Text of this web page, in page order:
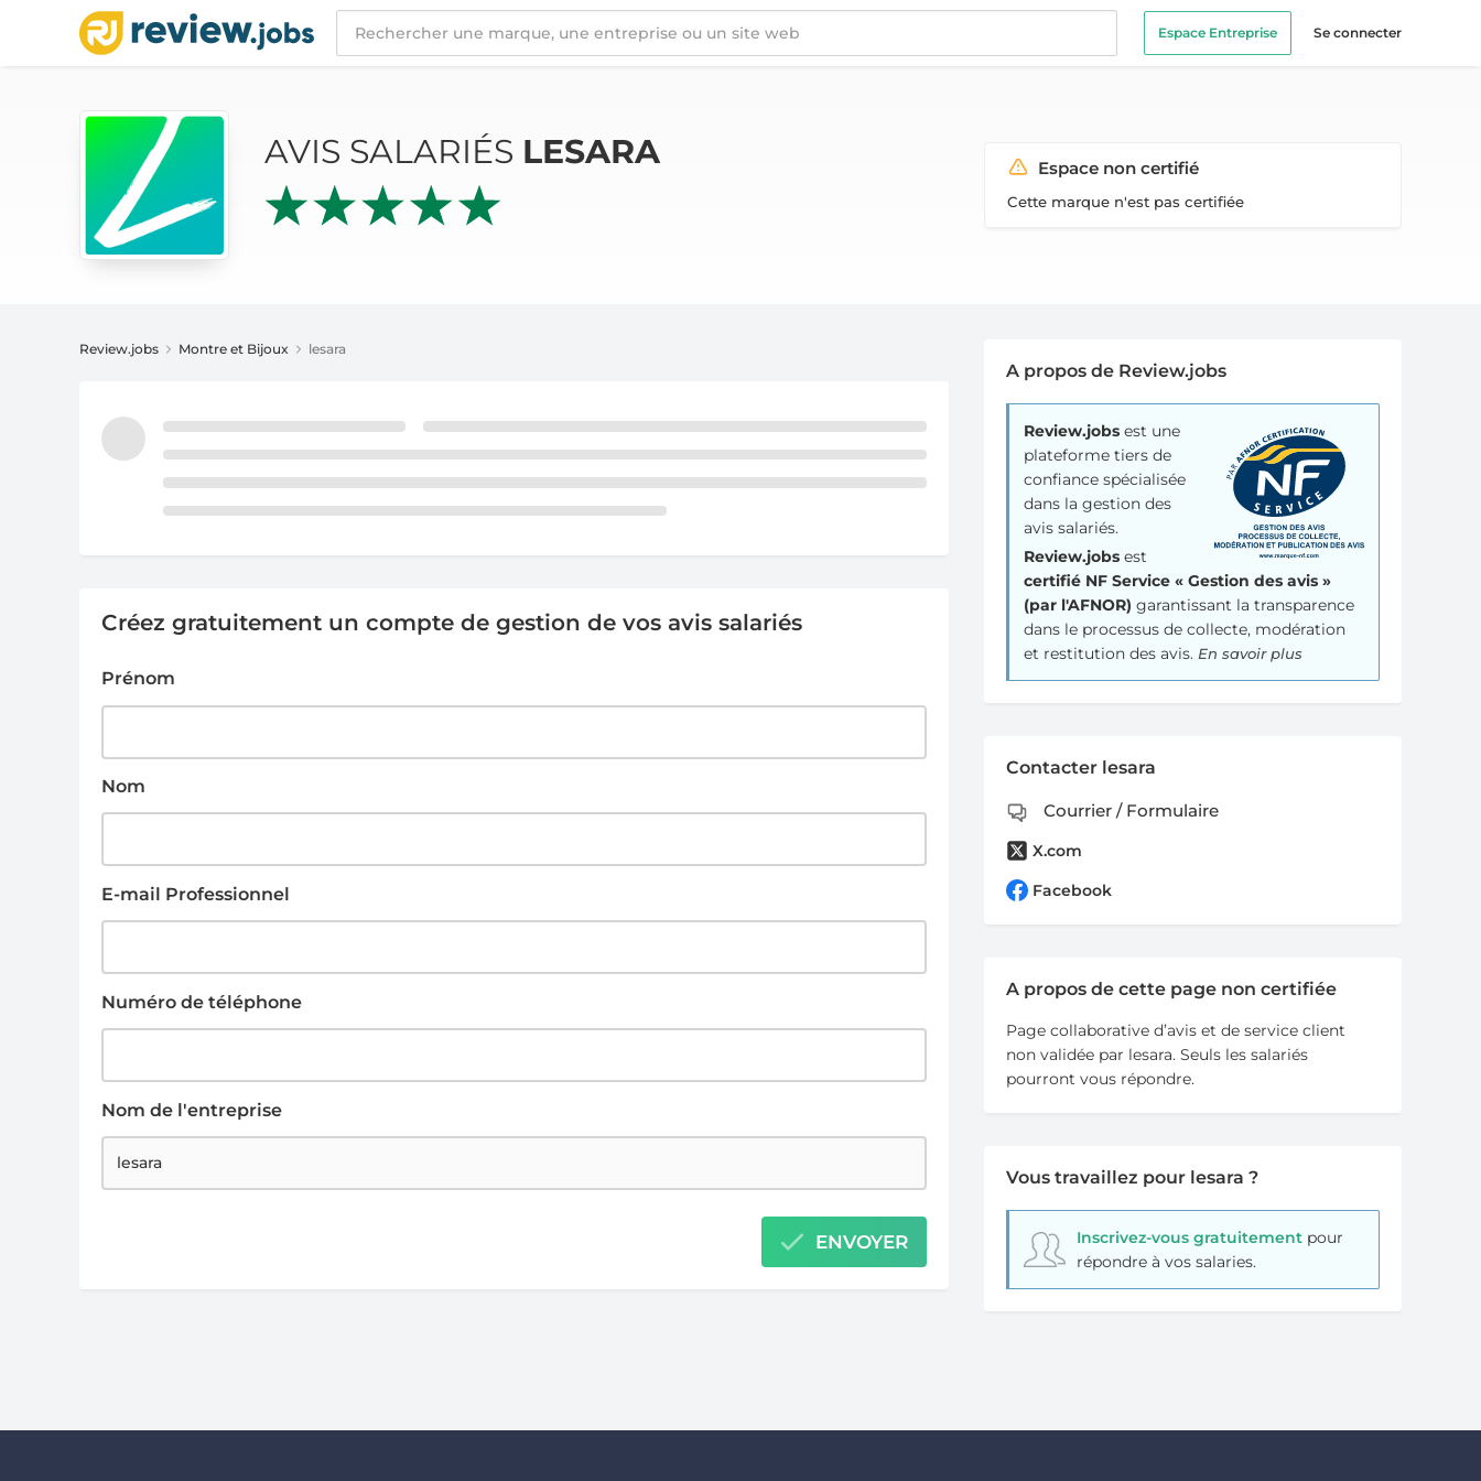
Espace Entreprise Se connecter
AVIS SALARIÉS LESARA
AVIS SALARIÉS LESARA Espace non certifié
Cette marque n'est pas certifiée
Review.jobs Montre et Bijoux lesara
Créez gratuitement un compte de gestion de vos avis salariés
Prénom
Nom
E-mail Professionnel
Numéro de téléphone
Nom de l'entreprise
ENVOYER
A propos de Review.jobs
Review.jobs est une
plateforme tiers de
confiance spécialisée
dans la gestion des
avis salariés.
Review.jobs est
certifié NF Service « Gestion des avis »
(par l'AFNOR) garantissant la transparence
dans le processus de collecte, modération
et restitution des avis.En savoir plus
Contacter lesara
Courrier / Formulaire
X.com
Facebook
A propos de cette page non certifiée
Page collaborative d’avis et de service client
non validée par lesara. Seuls les salariés
pourront vous répondre.
Vous travaillez pour lesara ?
Inscrivez-vous gratuitementpour
répondre à vos salaries.